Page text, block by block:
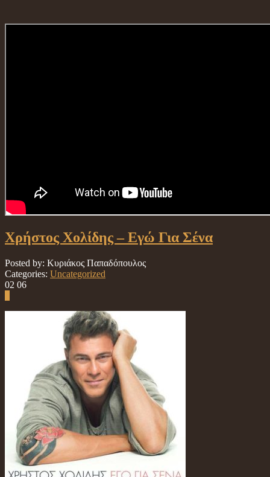
Χρήστος Χολίδης – Εγώ Για Σένα
Posted by: Κυριάκος Παπαδόπουλος
Categories: Uncategorized
02 06